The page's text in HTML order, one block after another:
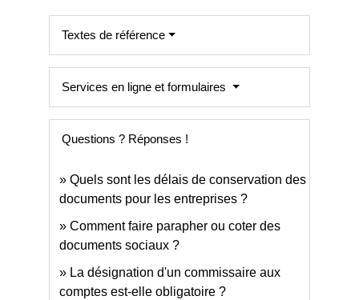
Textes de référence
Services en ligne et formulaires
Questions ? Réponses !
Quels sont les délais de conservation des
documents pour les entreprises ?
Comment faire parapher ou coter des
documents sociaux ?
La désignation d'un commissaire aux
comptes est-elle obligatoire ?